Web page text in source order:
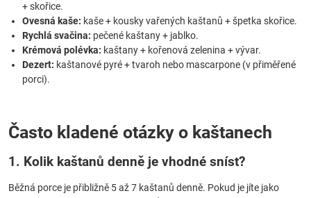
+ skořice.
Ovesná kaše: kaše + kousky vařených kaštanů + špetka skořice.
Rychlá svačina: pečené kaštany + jablko.
Krémová polévka: kaštany + kořenová zelenina + vývar.
Dezert: kaštanové pyré + tvaroh nebo mascarpone (v přiměřené
porci).
Často kladené otázky o kaštanech
1. Kolik kaštanů denně je vhodné sníst?
Běžná porce je přibližně 5 až 7 kaštanů denně. Pokud je jíte jako